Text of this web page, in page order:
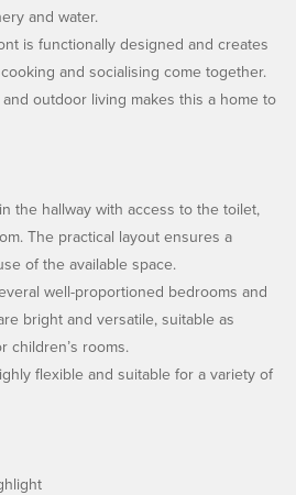
and water.
is functionally designed and creates
and socialising come together.
outdoor living makes this a home to
the hallway with access to the toilet,
The practical layout ensures a
of the available space.
well-proportioned bedrooms and
bright and versatile, suitable as
children’s rooms.
flexible and suitable for a variety of